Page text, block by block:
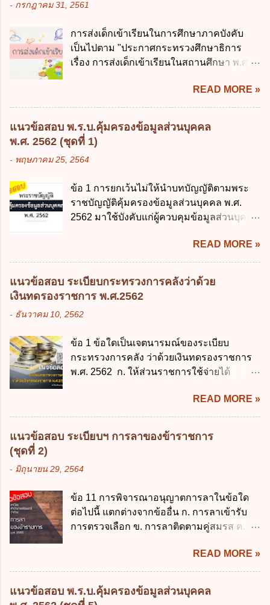
ปานกลางที่คณะรัฐมนตรีเห็นชอบแล้วไปใช้
ประกอบการพิจารณาในเรื่องต่อไปนี้ ยกเว้น
ข้อใด ก. การจัดเก็บหรือหารายได้ ข. การ
การบริหารงานภาครัฐและการจัดทำบริการ
ดังต่อไปนี้ ยกเว้น ข้อใด ก. ให้มีการใช้ระบบ
ดิจิทัลอย่างคุ้มค่าและเต็มศักยภาพ ข. พัฒนา
โครงสร้างพื้นฐานด้านดิจิทัลที่จำเป็นให้เป็นไป
เครือข่ายดิจิทัล ง. เพิ่มประสิทธิภาคในการใช้
จ่ายงบประมาณให้เกิดความคุ้มค่าและเป็นไป
ตามเป้าหมาย ข้อ 3 ข้อใดกล่าวได้ถูกต้องที่สุด
เกี่ยวกับ "แผนพัฒนารัฐบาลดิจิทัล" ก. เป็นธร
รับผิดชอบในการบริหารจัดการข้อมูลของ
หน่วยงานของรัฐ ง. กำหนดกรอบและทิศทาง
การบริหารงานภาครัฐและการจัดทำบริการ
สาธารณะในรูปแบบดิจิทัล ข้อ 4 กรรมการ
พัฒนารัฐบาลดิจิทัลโดยตำแหน่ง ม...
- กรกฎาคม 31, 2561
การส่งเด็กเข้าเรียนในการศึกษาภาคบังคับ
เป็นไปตาม "ประกาศกระทรวงศึกษาธิการ
เรื่อง การส่งเด็กเข้าเรียนในสถานศึกษา พ.ศ.
เรื่อง หลักเกณฑ์และวิธีการปฏิบัติสำหรับผู้ที่
มิใช่ผู้ปกครองซึ่งมีเด็กที่มีอายุในเกณฑ์การ
ศึกษาภาคบังคับอาศัยอยู่" ออกตามความใน
พระราชบัญญัติการศึกษาภาคบังคับ พ.ศ.
2545 ซึ่งเป็นกฎหมายที่มีโทษทางอาญา โดย
มีสาระสำคัญดังนี้ 1. คำว่า "เด็ก" หมายถึง เด็ก
เว้นแต่เด็กที่สอบได้ชั้นปีที่ 9 ของการศึกษา
ภาคบังคับแล้ว 2. ผู้ปกครอง คือ 2.1 บิดา
มารดา 2.2 บิดาหรือมารดา ซึ่งเป็นผู้ใช้
กฎหมายแพ่งและพาณิชย์ 2.4 บุคคลที่เด็ก
อยู่ด้วยเป็นประจำหรือที่เด็กอยู่รับใช้การงาน
3. ผู้ปกครองดังกล่าว มีหน้าที่ ส่งเด็กเข้าเรียน
ในสถานศึกษาในวันแรกของการเปิดเรียนภาค
การเปิดเรียนภาคต้น ถ้าสถานศึกษายังมิไ...
READ MORE »
แนวข้อสอบ พ.ร.บ.คุ้มครองข้อมูลส่วนบุคคล
พ.ศ. 2562 (ชุดที่ 1)
- พฤษภาคม 25, 2564
ข้อ 1 การยกเว้นไม่ให้นำบทบัญญัติตามพระ
ราชบัญญัติคุ้มครองข้อมูลส่วนบุคคล พ.ศ.
2562 มาใช้บังคับแก่ผู้ควบคุมข้อมูลส่วนบุคคล
ข. พระราชกำหนด ค. พระราชกฤษฎีกา ง. กฎ
กระทรวง ข้อ 2 กฎหมายตามข้อ 1 กำหนด
หน่วยงานและกิจการใดที่ผู้ควบคุมข้อมูลส่วน
รัฐทุกแห่ง ข. กิจการด้านการศึกษา ค. กิจการ
ข้อ 3 โดยหลัก ทั่วไป พระราชบัญญัติคุ้มครอง
ข้อมูลส่วนบุคคล พ.ศ. 2562 ใช้บังคับตั้งแต่วัน
ใด ก. 26 พฤษภาคม 2562 ข. 27 พฤษภาคม
พฤษภาคม 2562 ข้อ 4 "บุคคลหรือนิติบุคคล
ซึ่งมีอำนาจหน้าที่ตัดสินใจเกี่ยวกับการเก็บ
รวบรวม ใช้ หรือเปิดเผยข้อมูลส่วนบุคคล" คือ
มีอำนาจแต่งตั้งพนักงานเจ้าหน้าที่ตามพระ
ราชบัญญัติคุ้มครองข้อมูลส่วนบุคคล พ.ศ.
2562 ก. นายกรัฐมนตรี ข. รัฐมนตรีว่าการ
READ MORE »
แนวข้อสอบ ระเบียบกระทรวงการคลังว่าด้วย
เงินทดรองราชการ พ.ศ.2562
- ธันวาคม 10, 2562
ข้อ 1 ข้อใดเป็นเจตนารมณ์ของระเบียบ
กระทรวงการคลัง ว่าด้วยเงินทดรองราชการ
พ.ศ. 2562 ก. ให้ส่วนราชการใช้จ่ายได้
ส่วนราชการมีเงินทดรองราชการเพื่อรองจ่าย
ตามข้อผูกพันในการกู้เงินจากต่างประเทศ ค.
รองรับการปฏิบัติงานด้านการเงินการคลังตาม
สามารถรอการเบิกเงินจากงบประมาณได้ ข้อ
ราชการ พ.ศ. 2562 ออกโดยอาศัยกฎหมาย
แม่บทใด ก. พระราชบัญญัติวิธีการงบ
ประมาณ พ.ศ. 2561 ข. พระราชบัญญัติวินัย
บัญญัติเงินคงคลัง พ.ศ. 2491 ง. ระเบียบ
กระทรวงการคลัง ว่าด้วยการเบิกเงินจากคลัง
การรับเงิน การจ่ายเงิน การเก็บรักษาเงิน และ
การนำเงินส่งคลัง พ.ศ. 2562 ข้อ 3 ส่วน
READ MORE »
แนวข้อสอบ ระเบียบฯ การลาของข้าราชการ
(ชุดที่ 2)
- มิถุนายน 29, 2564
ข้อ 11 การพิจารณาอนุญาตการลาในข้อใด
ต่อไปนี้ แตกต่างจากข้ออื่น ก. การลาเข้ารับ
การตรวจเลือก ข. การลาติดตามคู่สมรส ค.
ปฏิบัติการวิจัย หรือดูงาน ข้อ 12 ข้อใด ไม่ ถูก
ต้องเกี่ยวกับการลาไปช่วยเหลือภริยาที่คลอด
บุตร ก. ต้องเป็นภริยาโดยชอบด้วยกฎหมาย ข.
ลาได้เพียงครั้งเดียว ค. ต้องลาภายใน 90 วัน
READ MORE »
แนวข้อสอบ พ.ร.บ.คุ้มครองข้อมูลส่วนบุคคล